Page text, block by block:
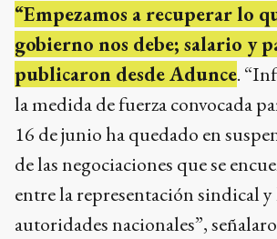
“Empezamos a recuperar lo
gobierno nos debe; salario y
publicaron desde Adunce.
la medida de fuerza convocada
16 de junio ha quedado en
de las negociaciones que se
entre la representación sindical y
autoridades nacionales”,